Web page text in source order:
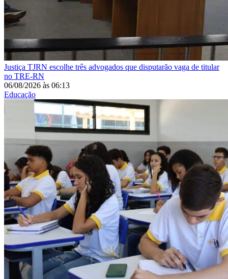
Justiça TJRN escolhe três advogados que disputarão vaga de titular
no TRE-RN
06/08/2026 às 06:13
Educação